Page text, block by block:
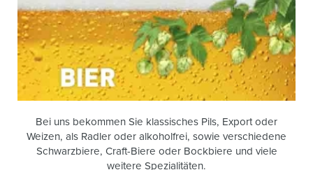
Bei uns bekommen Sie klassisches Pils, Export oder
Weizen, als Radler oder alkoholfrei, sowie verschiedene
Schwarzbiere, Craft-Biere oder Bockbiere und viele
weitere Spezialitäten.